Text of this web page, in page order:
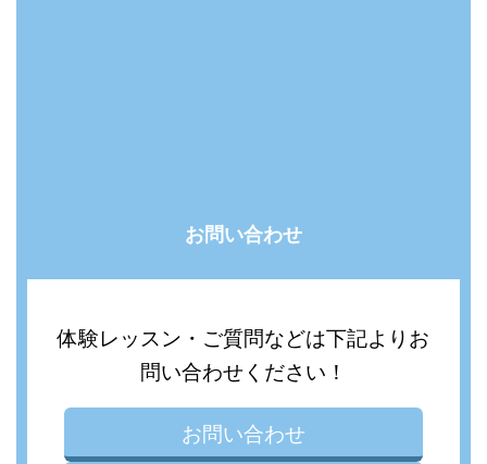
お問い合わせ
体験レッスン・ご質問などは下記よりお
問い合わせください！
お問い合わせ